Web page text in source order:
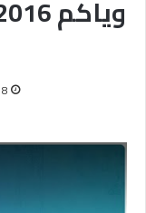
18